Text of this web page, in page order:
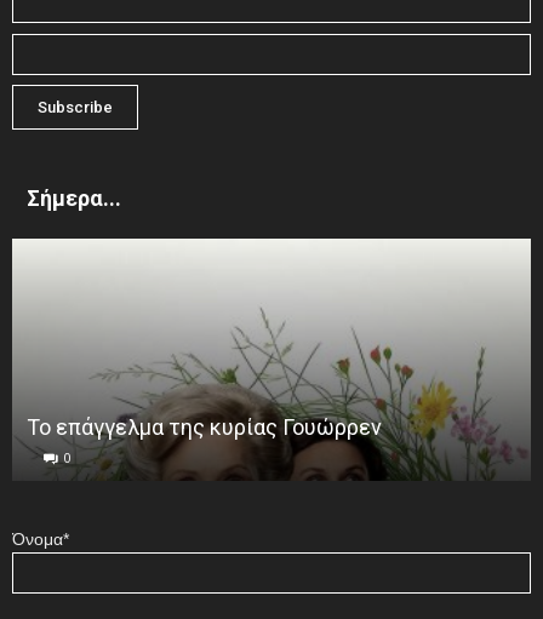
Σήμερα...
Το επάγγελμα της κυρίας Γουώρρεν
0
Όνομα*